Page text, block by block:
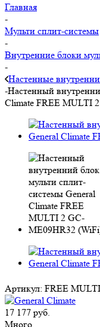
Главная
-
Мульти сплит-системы
-
Внутренние блоки
-
Настенные
-Настенный
Climate FREE MULTI
Артикул: FREE
17 177 руб.
Много